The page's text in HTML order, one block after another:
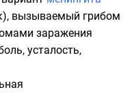
вызываемый грибом
заражения
усталость,